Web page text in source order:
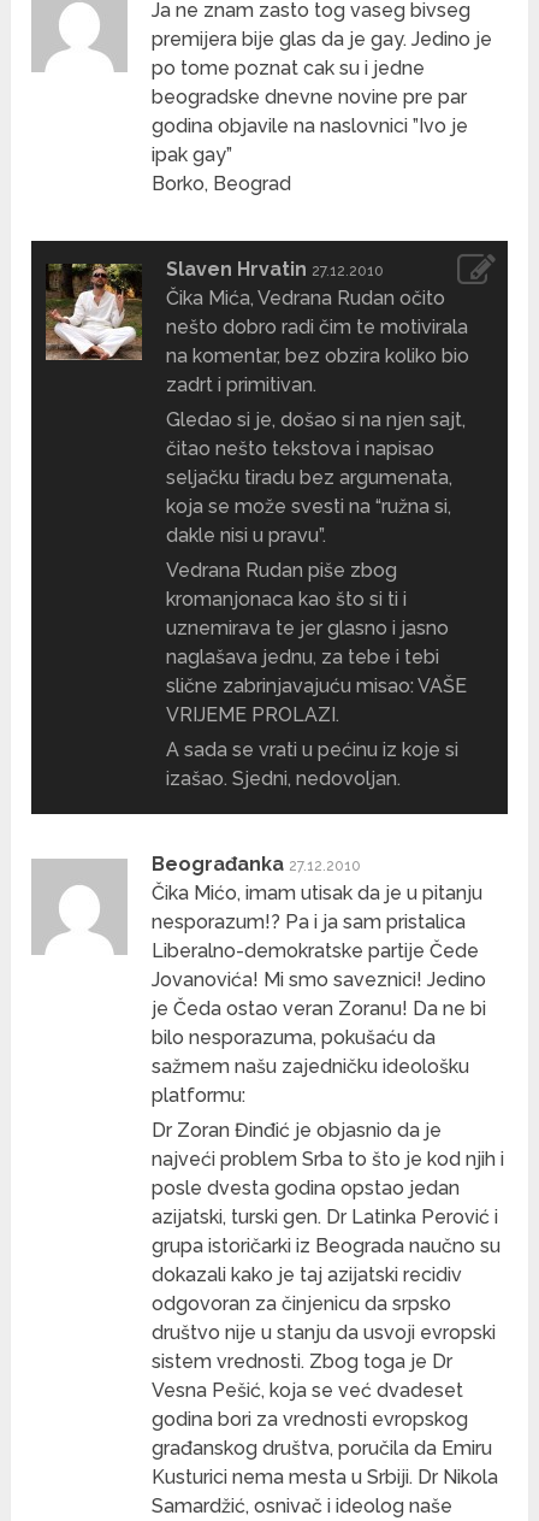
Ja ne znam zasto tog vaseg bivseg
premijera bije glas da je gay. Jedino je
po tome poznat cak su i jedne
beogradske dnevne novine pre par
godina objavile na naslovnici ”Ivo je
ipak gay”
Borko, Beograd
Slaven Hrvatin 27.12.2010
Čika Mića, Vedrana Rudan očito
nešto dobro radi čim te motivirala
na komentar, bez obzira koliko bio
zadrt i primitivan.
Gledao si je, došao si na njen sajt,
čitao nešto tekstova i napisao
seljačku tiradu bez argumenata,
koja se može svesti na “ružna si,
dakle nisi u pravu”.
Vedrana Rudan piše zbog
kromanjonaca kao što si ti i
uznemirava te jer glasno i jasno
naglašava jednu, za tebe i tebi
slične zabrinjavajuću misao: VAŠE
VRIJEME PROLAZI.
A sada se vrati u pećinu iz koje si
izašao. Sjedni, nedovoljan.
Beograđanka 27.12.2010
Čika Mićo, imam utisak da je u pitanju
nesporazum!? Pa i ja sam pristalica
Liberalno-demokratske partije Čede
Jovanovića! Mi smo saveznici! Jedino
je Čeda ostao veran Zoranu! Da ne bi
bilo nesporazuma, pokušaću da
sažmem našu zajedničku ideološku
platformu:
Dr Zoran Đinđić je objasnio da je
najveći problem Srba to što je kod njih i
posle dvesta godina opstao jedan
azijatski, turski gen. Dr Latinka Perović i
grupa istoričarki iz Beograda naučno su
dokazali kako je taj azijatski recidiv
odgovoran za činjenicu da srpsko
društvo nije u stanju da usvoji evropski
sistem vrednosti. Zbog toga je Dr
Vesna Pešić, koja se već dvadeset
godina bori za vrednosti evropskog
građanskog društva, poručila da Emiru
Kusturici nema mesta u Srbiji. Dr Nikola
Samardžić, osnivač i ideolog naše